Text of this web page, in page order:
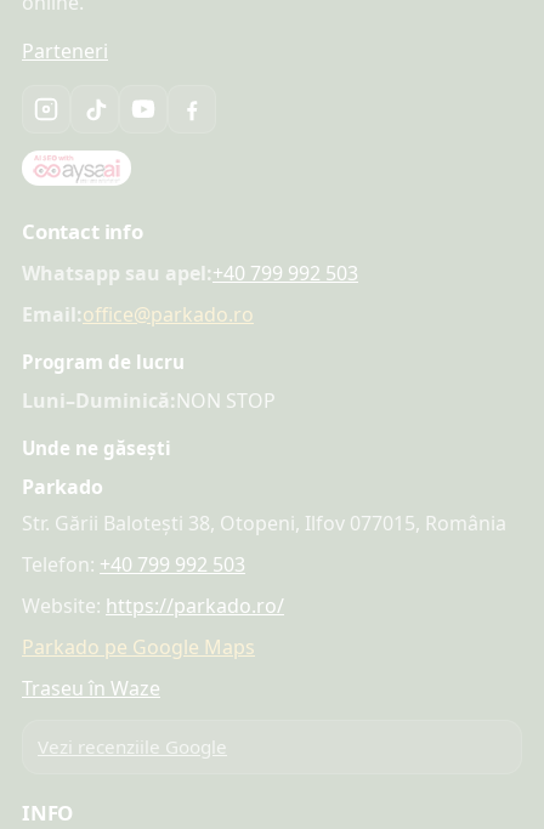
Parteneri
Contact info
Whatsapp sau apel:+40 799 992 503
Email:office@parkado.ro
Program de lucru
Luni–Duminică:NON STOP
Unde ne găsești
Parkado
Str. Gării Balotești 38, Otopeni, Ilfov 077015, România
Telefon: +40 799 992 503
Website: https://parkado.ro/
Parkado pe Google Maps
Traseu în Waze
Vezi recenziile Google
INFO